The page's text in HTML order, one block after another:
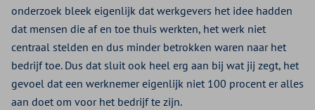
onderzoek bleek eigenlijk dat werkgevers het idee hadden
dat mensen die af en toe thuis werkten, het werk niet
centraal stelden en dus minder betrokken waren naar het
bedrijf toe. Dus dat sluit ook heel erg aan bij wat jij zegt, het
gevoel dat een werknemer eigenlijk niet 100 procent er alles
aan doet om voor het bedrijf te zijn.